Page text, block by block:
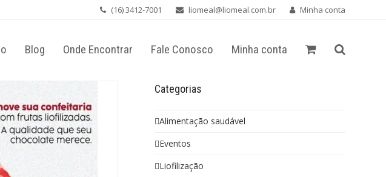
(16) 3412-7001 liomeal@liomeal.com.br Minha conta
Blog Onde Encontrar Fale Conosco Minha conta
Categorias
Alimentação saudável
Eventos
Liofilização